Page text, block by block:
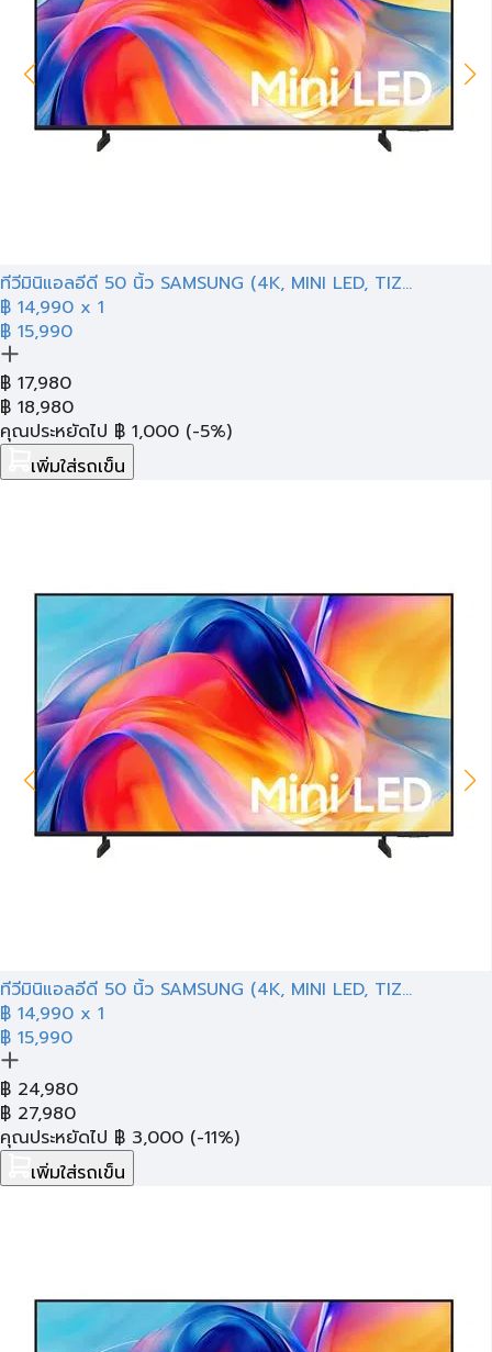
ทีวีมินิแอลอีดี 50 นิ้ว SAMSUNG (4K, MINI LED, TIZ...
฿ 14,990 x 1
฿ 15,990
฿ 17,980
฿ 18,980
คุณประหยัดไป ฿ 1,000 (-5%)
เพิ่มใส่รถเข็น
ทีวีมินิแอลอีดี 50 นิ้ว SAMSUNG (4K, MINI LED, TIZ...
฿ 14,990 x 1
฿ 15,990
฿ 24,980
฿ 27,980
คุณประหยัดไป ฿ 3,000 (-11%)
เพิ่มใส่รถเข็น